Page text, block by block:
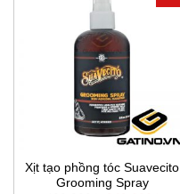
Xịt tạo phồng tóc Suavecito
Grooming Spray